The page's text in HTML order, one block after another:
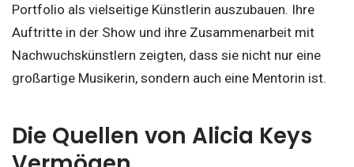
Portfolio als vielseitige Künstlerin auszubauen. Ihre
Auftritte in der Show und ihre Zusammenarbeit mit
Nachwuchskünstlern zeigten, dass sie nicht nur eine
großartige Musikerin, sondern auch eine Mentorin ist.
Die Quellen von Alicia Keys